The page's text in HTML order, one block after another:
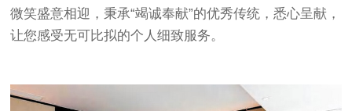
微笑盛意相迎，秉承“竭诚奉献”的优秀传统，悉心呈献，
让您感受无可比拟的个人细致服务。